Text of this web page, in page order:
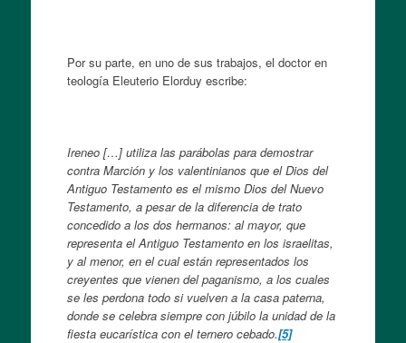
Por su parte, en uno de sus trabajos, el doctor en
teología Eleuterio Elorduy escribe:
Ireneo […] utiliza las parábolas para demostrar
contra Marción y los valentinianos que el Dios del
Antiguo Testamento es el mismo Dios del Nuevo
Testamento, a pesar de la diferencia de trato
concedido a los dos hermanos: al mayor, que
representa el Antiguo Testamento en los israelitas,
y al menor, en el cual están representados los
creyentes que vienen del paganismo, a los cuales
se les perdona todo si vuelven a la casa paterna,
donde se celebra siempre con júbilo la unidad de la
fiesta eucarística con el ternero cebado.[5]